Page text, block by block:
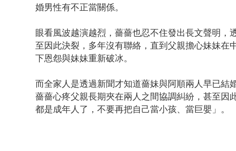
婚男性有不正當關係。
眼看風波越演越烈，薔薔也忍不住發出長文聲明
至因此決裂，多年沒有聯絡，直到父親擔心妹妹在
下恩怨與妹妹重新破冰。
而全家人是透過新聞才知道薔妹與阿順兩人早已結
薔薔心疼父親長期夾在兩人之間協調糾紛，甚至因
都是成年人了，不要再把自己當小孩、當巨嬰」。